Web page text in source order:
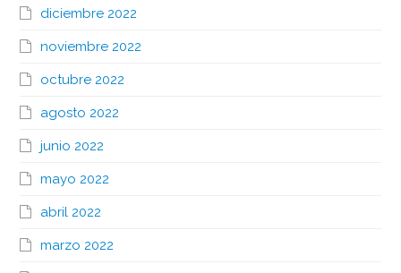
diciembre 2022
noviembre 2022
octubre 2022
agosto 2022
junio 2022
mayo 2022
abril 2022
marzo 2022